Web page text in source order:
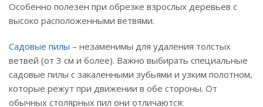
Особенно полезен при обрезке взрослых деревьев с
высоко расположенными ветвями.
Садовые пилы – незаменимы для удаления толстых
ветвей (от 3 см и более). Важно выбирать специальные
садовые пилы с закаленными зубьями и узким полотном,
которые режут при движении в обе стороны. От
обычных столярных пил они отличаются: